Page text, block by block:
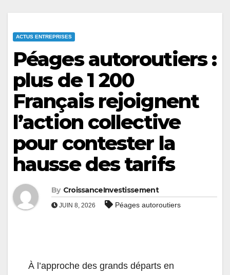
ACTUS ENTREPRISES
Péages autoroutiers :
plus de 1 200
Français rejoignent
l’action collective
pour contester la
hausse des tarifs
By CroissanceInvestissement
JUIN 8, 2026 Péages autoroutiers
À l’approche des grands départs en